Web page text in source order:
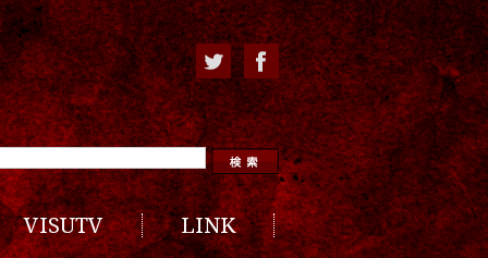
VISUTV LINK